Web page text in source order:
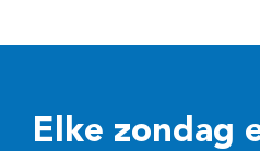
Elke zondag